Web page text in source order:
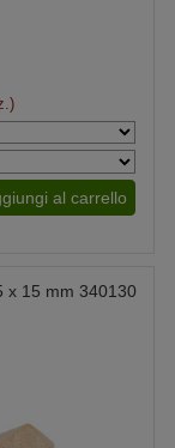
al carrello
x 15 mm 340130